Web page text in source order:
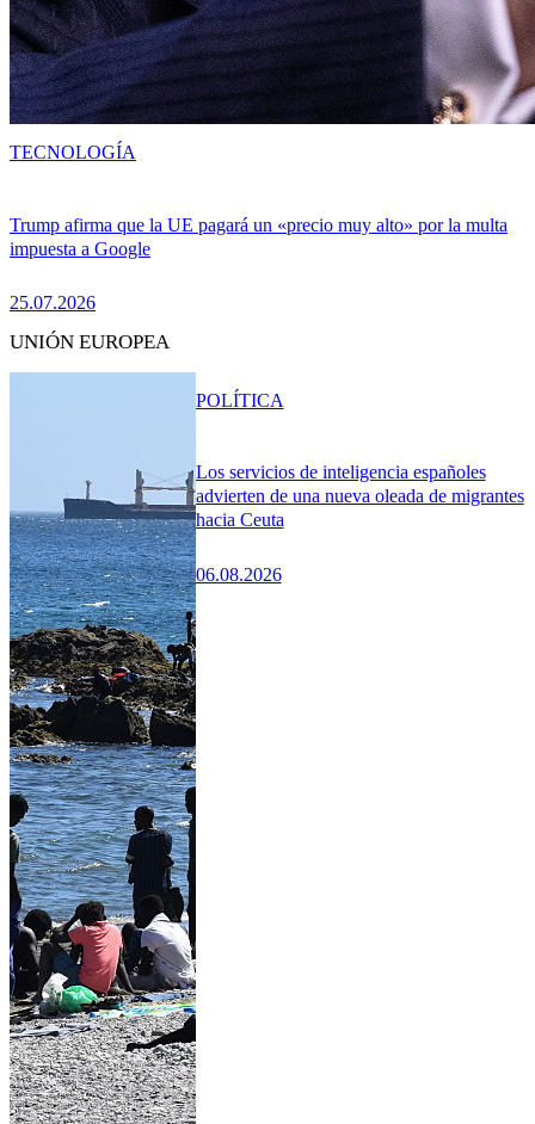
Trump afirma que la UE pagará un «precio muy alto» por la multa
impuesta a Google
25.07.2026
TECNOLOGÍA
UNIÓN EUROPEA
Los servicios de inteligencia españoles
advierten de una nueva oleada de migrantes
hacia Ceuta
06.08.2026
POLÍTICA